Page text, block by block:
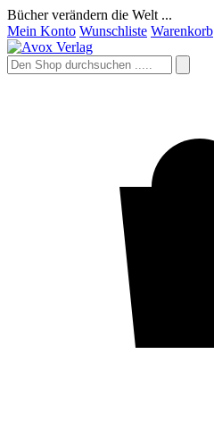
Bücher verändern die Welt ...
Mein Konto Wunschliste Warenkorb